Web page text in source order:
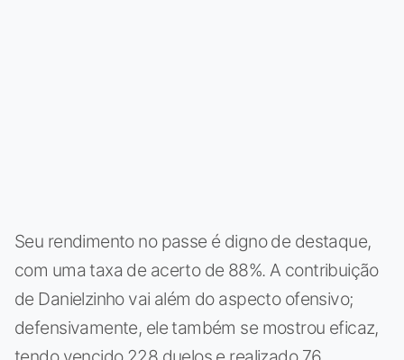
Seu rendimento no passe é digno de destaque,
com uma taxa de acerto de 88%. A contribuição
de Danielzinho vai além do aspecto ofensivo;
defensivamente, ele também se mostrou eficaz,